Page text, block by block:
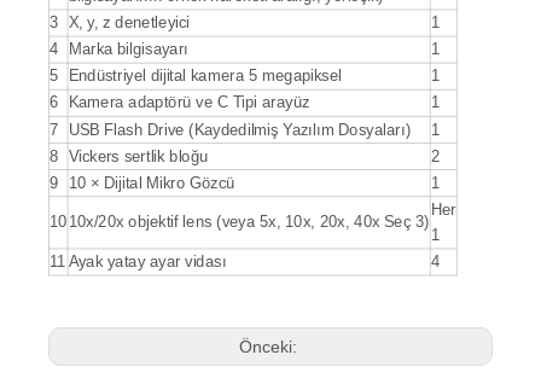
3 X, y, z denetleyici 1
4 Marka bilgisayarı
1
5
Endüstriyel dijital kamera 5 megapiksel
1
6
Kamera adaptörü ve C Tipi arayüz
1
7
USB Flash Drive (Kaydedilmiş Yazılım Dosyaları)
1
8
Vickers sertlik bloğu
2
9
10 × Dijital Mikro Gözcü 1
10 10x/20x objektif lens (veya 5x, 10x, 20x, 40x Seç 3)
Her
1
11 Ayak yatay ayar vidası 4
Önceki: